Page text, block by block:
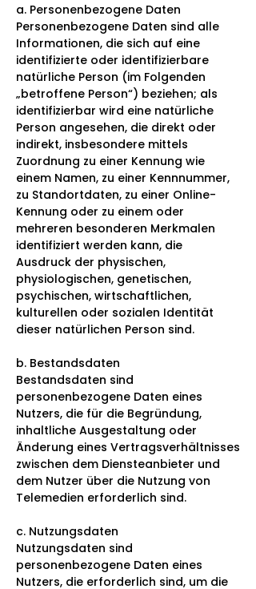
a. Personenbezogene Daten
Personenbezogene Daten sind alle
Informationen, die sich auf eine
identifizierte oder identifizierbare
natürliche Person (im Folgenden
„betroffene Person“) beziehen; als
identifizierbar wird eine natürliche
Person angesehen, die direkt oder
indirekt, insbesondere mittels
Zuordnung zu einer Kennung wie
einem Namen, zu einer Kennnummer,
zu Standortdaten, zu einer Online-
Kennung oder zu einem oder
mehreren besonderen Merkmalen
identifiziert werden kann, die
Ausdruck der physischen,
physiologischen, genetischen,
psychischen, wirtschaftlichen,
kulturellen oder sozialen Identität
dieser natürlichen Person sind.
b. Bestandsdaten
Bestandsdaten sind
personenbezogene Daten eines
Nutzers, die für die Begründung,
inhaltliche Ausgestaltung oder
Änderung eines Vertragsverhältnisses
zwischen dem Diensteanbieter und
dem Nutzer über die Nutzung von
Telemedien erforderlich sind.
c. Nutzungsdaten
Nutzungsdaten sind
personenbezogene Daten eines
Nutzers, die erforderlich sind, um die